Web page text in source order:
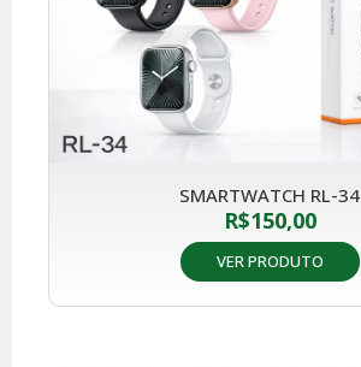
SMARTWATCH RL-34
R$150,00
VER PRODUTO